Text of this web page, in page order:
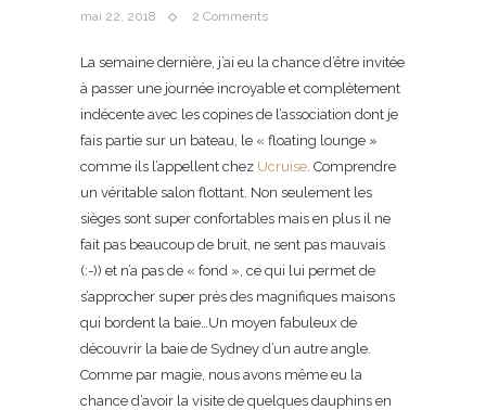
mai 22, 2018 2 Comments
La semaine dernière, j’ai eu la chance d’être invitée
à passer une journée incroyable et complètement
indécente avec les copines de l’association dont je
fais partie sur un bateau, le « floating lounge »
comme ils l’appellent chez Ucruise . Comprendre
un véritable salon flottant. Non seulement les
sièges sont super confortables mais en plus il ne
fait pas beaucoup de bruit, ne sent pas mauvais
(:-)) et n’a pas de « fond », ce qui lui permet de
s’approcher super près des magnifiques maisons
qui bordent la baie…Un moyen fabuleux de
découvrir la baie de Sydney d’un autre angle.
Comme par magie, nous avons même eu la
chance d’avoir la visite de quelques dauphins en